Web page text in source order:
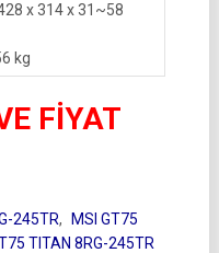
x 314 x 31~58
kg
FİYAT
245TR,
MSI GT75
TITAN 8RG-245TR